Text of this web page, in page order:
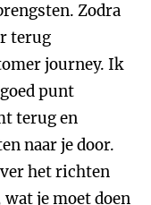
Zodra
terug
journey. Ik
punt
terug en
naar je door.
het richten
je moet doen